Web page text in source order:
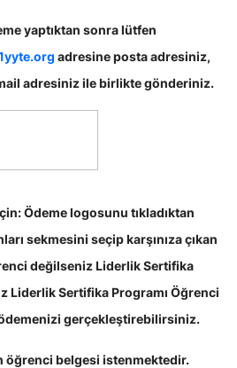
yaptıktan sonra lütfen
adresine posta adresiniz,
adresiniz ile birlikte gönderiniz.
Ödeme logosunu tıkladıktan
sekmesini seçip karşınıza çıkan
değilseniz Liderlik Sertifika
Liderlik Sertifika Programı Öğrenci
gerçekleştirebilirsiniz.
öğrenci belgesi istenmektedir.